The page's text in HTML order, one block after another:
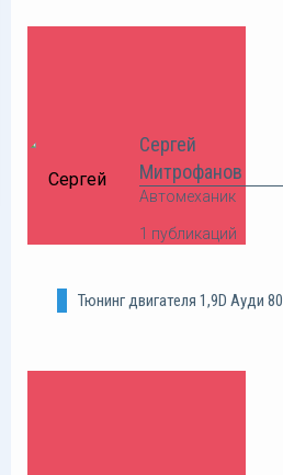
Сергей
Митрофанов
Автомеханик
1 публикаций
Тюнинг двигателя 1,9D Ауди 80